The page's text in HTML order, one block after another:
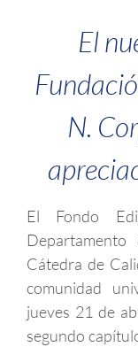
El
N.
El Fondo
Cátedra de
comunidad
jueves 21 de
segundo